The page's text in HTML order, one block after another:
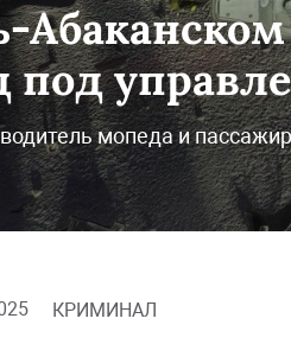
под
мопеда и
КРИМИНАЛ